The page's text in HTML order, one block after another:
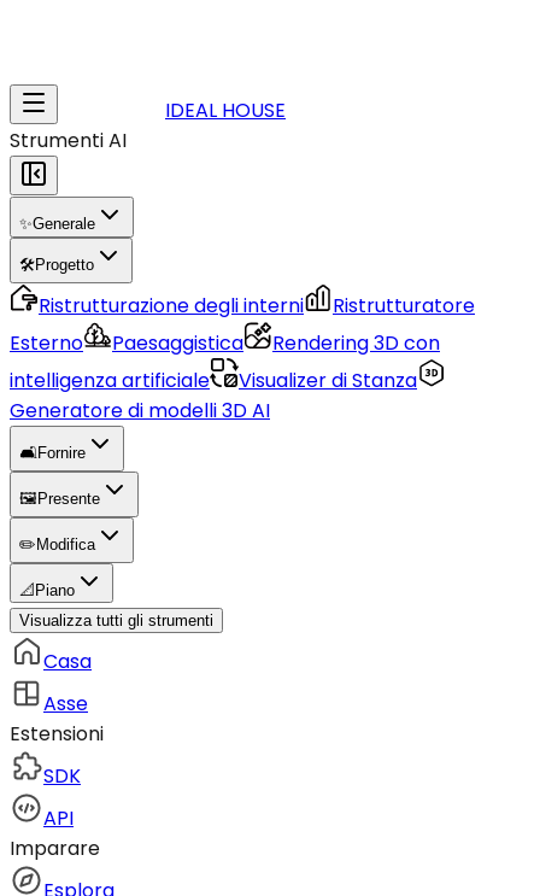
IDEAL HOUSE
Strumenti AI
✨Generale
🛠️Progetto
Ristrutturazione degli interni
Ristrutturatore
Esterno
Paesaggistica
Rendering 3D con
intelligenza artificiale
Visualizer di Stanza
Generatore di modelli 3D AI
🛋️Fornire
🖼️ Presente
✏️ Modifica
📐 Piano
Visualizza tutti gli strumenti
Casa
Asse
Estensioni
SDK
API
Imparare